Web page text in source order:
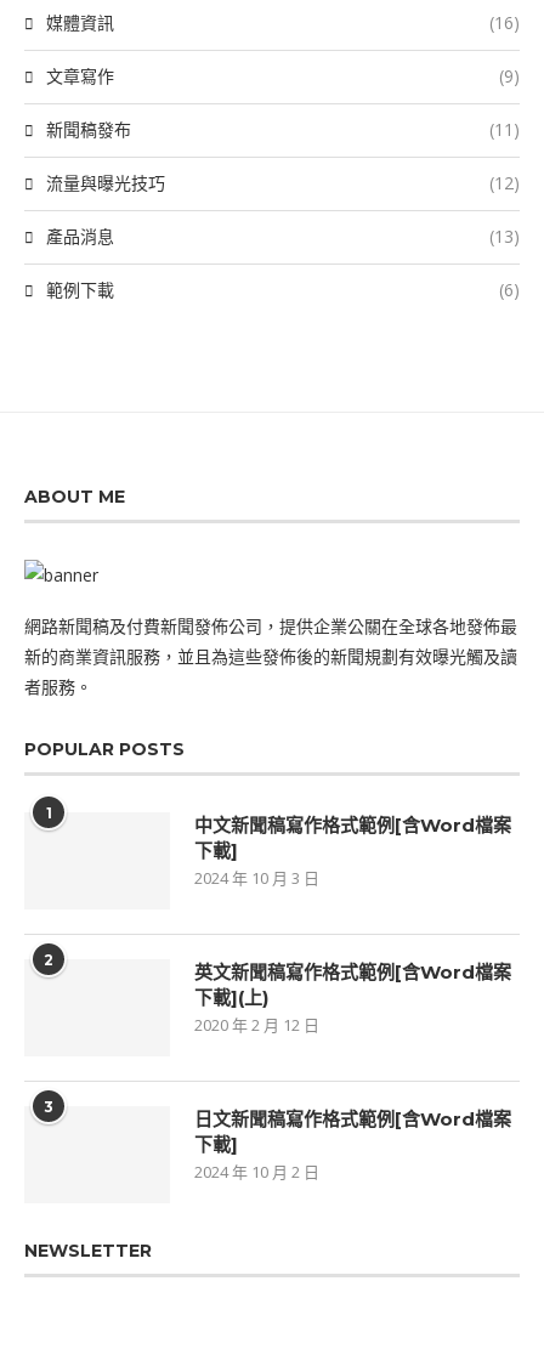
媒體資訊 (16)
文章寫作 (9)
新聞稿發布 (11)
流量與曝光技巧 (12)
產品消息 (13)
範例下載 (6)
ABOUT ME
網路新聞稿及付費新聞發佈公司，提供企業公關在全球各地發佈最
新的商業資訊服務，並且為這些發佈後的新聞規劃有效曝光觸及讀
者服務。
POPULAR POSTS
1
中文新聞稿寫作格式範例[含Word檔案
下載]
2024 年 10 月 3 日
2
英文新聞稿寫作格式範例[含Word檔案
下載](上)
2020 年 2 月 12 日
3
日文新聞稿寫作格式範例[含Word檔案
下載]
2024 年 10 月 2 日
NEWSLETTER